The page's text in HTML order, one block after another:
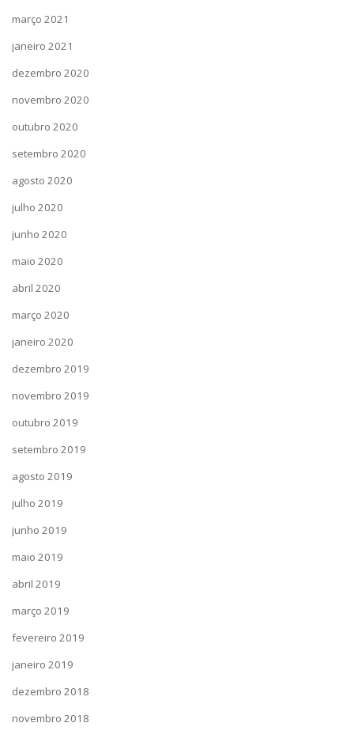
março 2021
janeiro 2021
dezembro 2020
novembro 2020
outubro 2020
setembro 2020
agosto 2020
julho 2020
junho 2020
maio 2020
abril 2020
março 2020
janeiro 2020
dezembro 2019
novembro 2019
outubro 2019
setembro 2019
agosto 2019
julho 2019
junho 2019
maio 2019
abril 2019
março 2019
fevereiro 2019
janeiro 2019
dezembro 2018
novembro 2018